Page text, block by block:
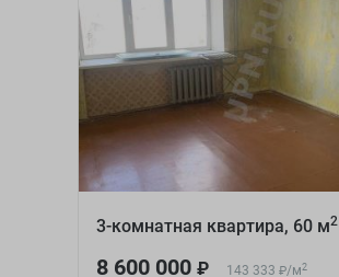
3-комнатная квартира, 60 м2
8 600 000 ₽ 143 333 ₽/м2